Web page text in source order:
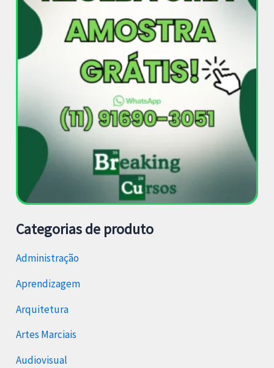
Categorias de produto
Administração
Aprendizagem
Arquitetura
Artes Marciais
Audiovisual